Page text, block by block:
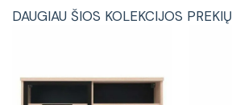
DAUGIAU ŠIOS KOLEKCIJOS PREKIŲ